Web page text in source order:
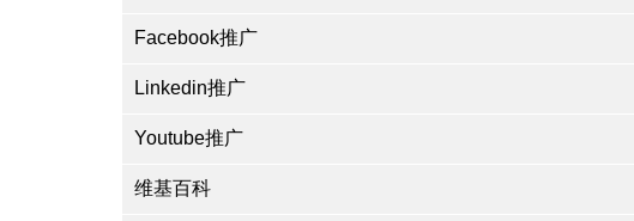
Facebook推广
Linkedin推广
Youtube推广
维基百科